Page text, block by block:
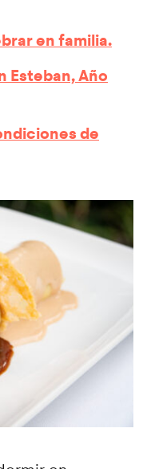
en familia.
Esteban, Año
de